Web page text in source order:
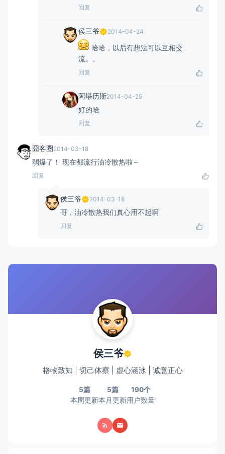
回复
侯三爷 2014-04-24
哈哈，以后有想法可以互相交
流。。
回复
阿塔历斯2014-04-25
好的哈
回复
囧客圈2014-03-18
弱爆了！ 现在都流行油冷散热啦～
回复
侯三爷 2014-03-18
哥，油冷散热我们真心用不起啊
回复
侯三爷
格物致知 | 切己体察 | 虚心涵泳 | 诚意正心
5篇
本周更新
5篇
本月更新
190个
用户数量